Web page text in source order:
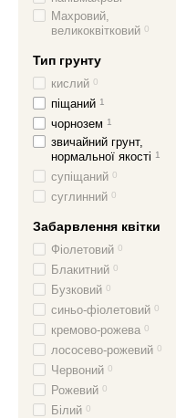
Махровий,
великоквітковий 0
Тип грунту
кислий 0
піщаний 1
чорнозем 1
звичайний грунт,
нормальної якості 1
супіщаний 0
суглинний 0
Забарвлення квітки
Фіолетовий 0
Блакитний 0
Бузковий 0
синьо-фіолетовий 0
кремово-рожева 0
лососево-рожевий 0
Червоний 0
Рожевий 0
Білий 0